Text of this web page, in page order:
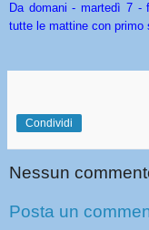
Da domani - martedì 7 -
tutte le mattine con primo
Condividi
Nessun
Posta un